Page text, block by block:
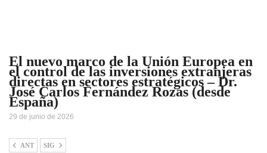
El nuevo marco de la Unión Europea en
el control de las inversiones extranjeras
directas en sectores estratégicos – Dr.
José Carlos Fernández Rozas (desde
España)
29 de junio de 2026
ANT SIG